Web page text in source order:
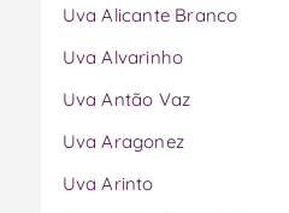
Uva Alicante Branco
Uva Alvarinho
Uva Antão Vaz
Uva Aragonez
Uva Arinto